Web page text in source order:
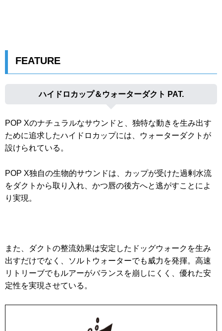
FEATURE
ハイドロカップ＆ウォーターダクト PAT.
POP Xのナチュラルなサウンドと、独特な動きを生み出す
ために追求したハイドロカップには、ウォーターダクトが
設けられている。
POP X独自の生物的サウンドは、カップが受けた過剰水流
をダクトから取り入れ、かつ唇の後方へと逃がすことによ
り実現。
また、ダクトの整流効果は安定したドッグウォークを生み
出すだけでなく、ソルトウォーターでも威力を発揮。高速
リトリーブでもルアーがバランスを崩しにくく、優れた安
定性を実現させている。